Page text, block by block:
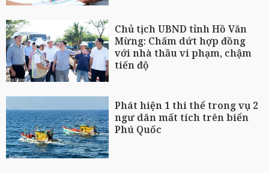
Chủ tịch UBND tỉnh Hồ Văn
Mừng: Chấm dứt hợp đồng
với nhà thầu vi phạm, chậm
tiến độ
Phát hiện 1 thi thể trong vụ 2
ngư dân mất tích trên biển
Phú Quốc